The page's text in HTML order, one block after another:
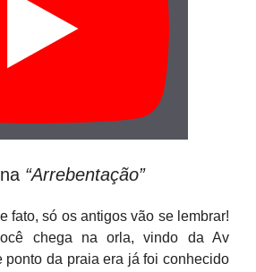
“Arrebentação”
fato, só os antigos vão se lembrar!
chega na orla, vindo da Av
ponto da praia era já foi conhecido